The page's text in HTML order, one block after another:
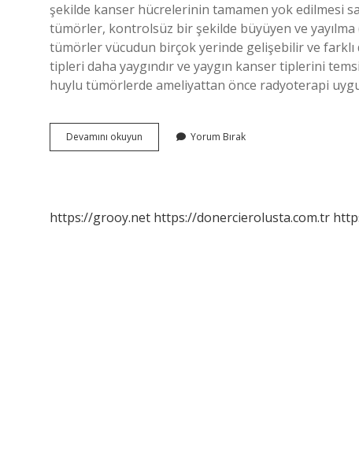
şekilde kanser hücrelerinin tamamen yok edilmesi
tümörler, kontrolsüz bir şekilde büyüyen ve
tümörler vücudun birçok yerinde gelişebilir ve
tipleri daha yaygındır ve yaygın kanser tiplerini
huylu tümörlerde ameliyattan önce radyoterapi
Devamını okuyun
Huylu
Yorum Bırak
https://grooy.net https://donercierolusta.com.tr